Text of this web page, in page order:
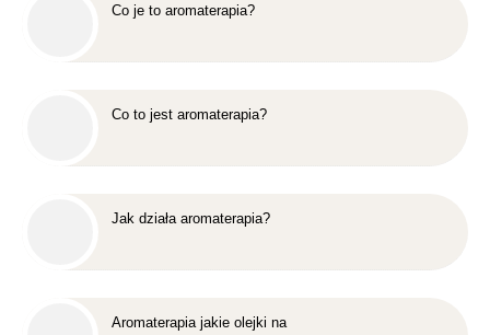
Co je to aromaterapia?
Co to jest aromaterapia?
Jak działa aromaterapia?
Aromaterapia jakie olejki na